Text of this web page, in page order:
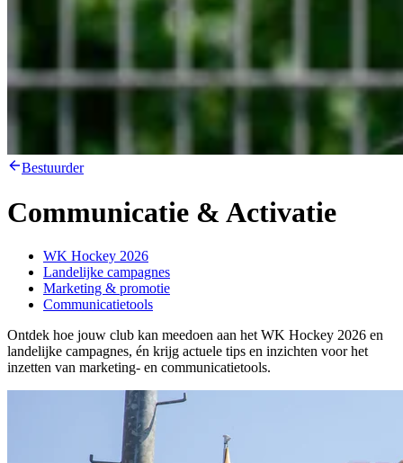
Bestuurder
Communicatie & Activatie
WK Hockey 2026
Landelijke campagnes
Marketing & promotie
Communicatietools
Ontdek hoe jouw club kan meedoen aan het WK Hockey 2026 en
landelijke campagnes, én krijg actuele tips en inzichten voor het
inzetten van marketing- en communicatietools.